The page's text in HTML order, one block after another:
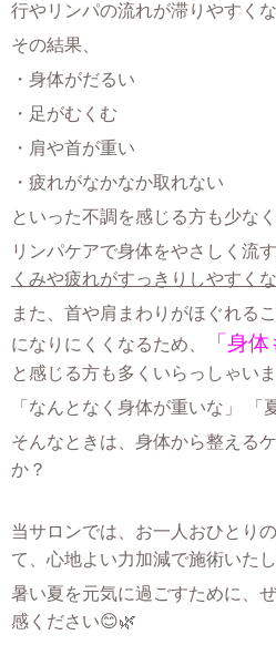
行やリンパの流れが滞りやすくな
その結果、
・身体がだるい
・足がむくむ
・肩や首が重い
・疲れがなかなか取れない
といった不調を感じる方も少な
リンパケアで身体をやさしく流す
くみや疲れがすっきりしやすくな
また、首や肩まわりがほぐれる
になりにくくなるため、
「身
と感じる方も多くいらっしゃいま
「なんとなく身体が重いな」 「
そんなときは、身体から整える
か？
当サロンでは、お一人おひとり
て、心地よい力加減で施術いたし
暑い夏を元気に過ごすために、
感ください😊🌿